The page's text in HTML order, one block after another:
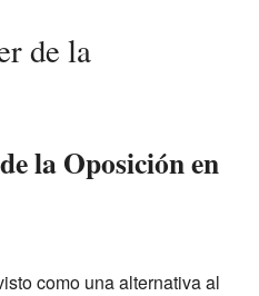
de la
la Oposición en
como una alternativa al